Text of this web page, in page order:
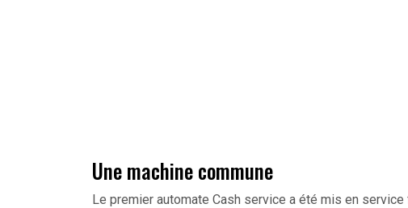
Une machine commune
Le premier automate Cash service a été mis en